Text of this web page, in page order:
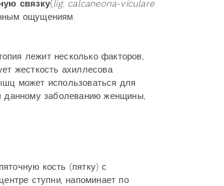
связку(lig. calcaneona-viculare
ощущениям.
лежит несколько факторов,
жесткость ахиллесова
может использоваться для
данному заболеванию женщины,
кость (пятку) с
ступни, напоминает по